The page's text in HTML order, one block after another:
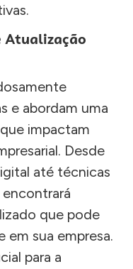
Atualização
e abordam uma
impactam
Desde
até técnicas
que pode
em sua empresa.
para a